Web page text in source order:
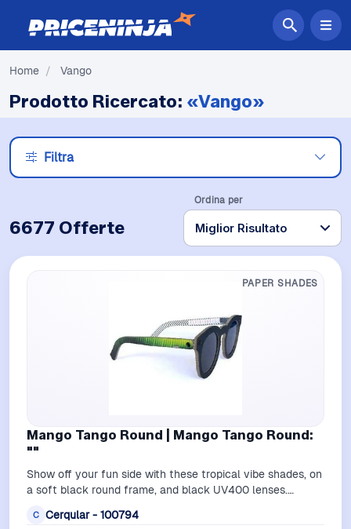
Home / Vango
Prodotto Ricercato: «Vango»
Filtra
6677 Offerte
Ordina per
PAPER SHADES
Mango Tango Round | Mango Tango Round:
""
Show off your fun side with these tropical vibe shades, on
a soft black round frame, and black UV400 lenses.
C Cerqular - 100794